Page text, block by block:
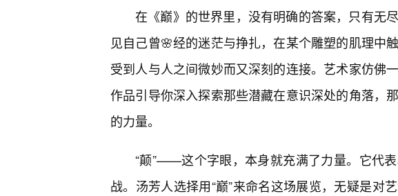
在《巅》的世界里，没有明确的答案，只有无
见自己曾🌸经的迷茫与挣扎，在某个雕塑的肌理中
受到人与人之间微妙而又深刻的连接。艺术家仿佛
作品引导你深入探索那些潜藏在意识深处的角落，
的力量。
“颠”——这个字眼，本身就充满了力量。它代
战。汤芳人选择用“巅”来命名这场展览，无疑是对